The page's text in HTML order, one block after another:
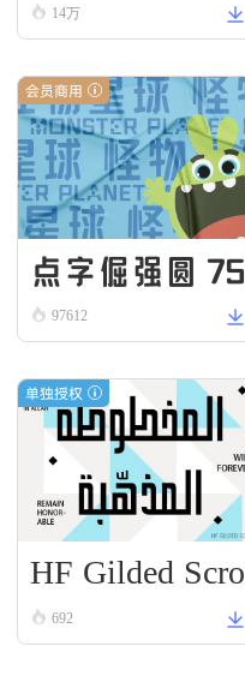
14万
会员商用
点字倔强圆 75
97612
单独授权
HF Gilded Scro
ll692